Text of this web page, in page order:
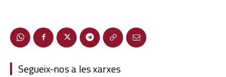
Segueix-nos a les xarxes